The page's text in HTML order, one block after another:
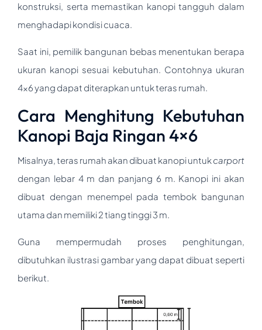
konstruksi, serta memastikan kanopi tangguh dalam
menghadapi kondisi cuaca.
Saat ini, pemilik bangunan bebas menentukan berapa
ukuran kanopi sesuai kebutuhan. Contohnya ukuran
4×6 yang dapat diterapkan untuk teras rumah.
Cara Menghitung Kebutuhan
Kanopi Baja Ringan 4×6
Misalnya, teras rumah akan dibuat kanopi untukcarport
dengan lebar 4 m dan panjang 6 m. Kanopi ini akan
dibuat dengan menempel pada tembok bangunan
utama dan memiliki 2 tiang tinggi 3 m.
Guna mempermudah proses penghitungan,
dibutuhkan ilustrasi gambar yang dapat dibuat seperti
berikut.